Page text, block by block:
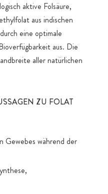
aktive Folsäure,
aus indischen
eine optimale
aus. Die
aller natürlichen
ZU FOLAT
Gewebes während der